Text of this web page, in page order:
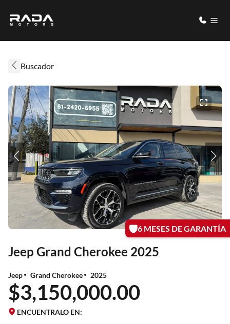
Buscador
Jeep Grand Cherokee 2025
6 MESES DE GARANTÍA
Jeep Grand Cherokee 2025
$3,150,000.00
ENCUENTRALO EN: